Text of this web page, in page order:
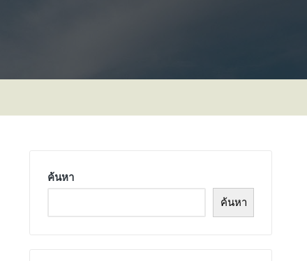
ค้นหา
ค้นหา